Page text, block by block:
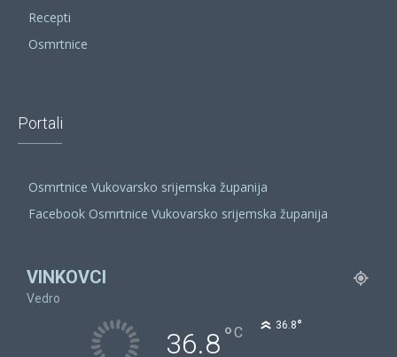
Recepti
Osmrtnice
Portali
Osmrtnice Vukovarsko srijemska županija
Facebook Osmrtnice Vukovarsko srijemska županija
VINKOVCI
Vedro
36.8°C 36.8°